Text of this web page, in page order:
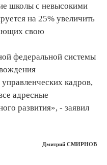
школы с невысокими
на 25% увеличить
свою
федеральной системы
кадров,
адресные
развития», - заявил
Дмитрий СМИРНОВ